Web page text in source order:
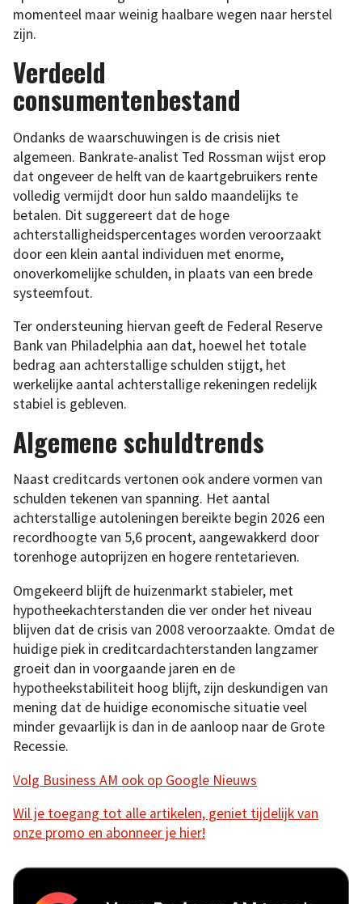
momenteel maar weinig haalbare wegen naar herstel
zijn.
Verdeeld
consumentenbestand
Ondanks de waarschuwingen is de crisis niet
algemeen. Bankrate-analist Ted Rossman wijst erop
dat ongeveer de helft van de kaartgebruikers rente
volledig vermijdt door hun saldo maandelijks te
betalen. Dit suggereert dat de hoge
achterstalligheidspercentages worden veroorzaakt
door een klein aantal individuen met enorme,
onoverkomelijke schulden, in plaats van een brede
systeemfout.
Ter ondersteuning hiervan geeft de Federal Reserve
Bank van Philadelphia aan dat, hoewel het totale
bedrag aan achterstallige schulden stijgt, het
werkelijke aantal achterstallige rekeningen redelijk
stabiel is gebleven.
Algemene schuldtrends
Naast creditcards vertonen ook andere vormen van
schulden tekenen van spanning. Het aantal
achterstallige autoleningen bereikte begin 2026 een
recordhoogte van 5,6 procent, aangewakkerd door
torenhoge autoprijzen en hogere rentetarieven.
Omgekeerd blijft de huizenmarkt stabieler, met
hypotheekachterstanden die ver onder het niveau
blijven dat de crisis van 2008 veroorzaakte. Omdat de
huidige piek in creditcardachterstanden langzamer
groeit dan in voorgaande jaren en de
hypotheekstabiliteit hoog blijft, zijn deskundigen van
mening dat de huidige economische situatie veel
minder gevaarlijk is dan in de aanloop naar de Grote
Recessie.
Volg Business AM ook op Google Nieuws
Wil je toegang tot alle artikelen, geniet tijdelijk van
onze promo en abonneer je hier!